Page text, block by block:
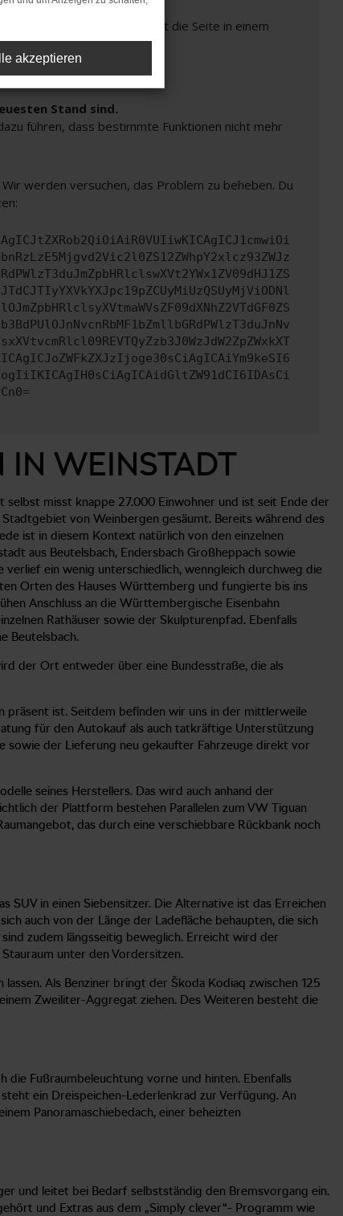
verhindern. Funktioniert die Seite in einem
Stand sind.
führen, dass bestimmte Funktionen nicht mehr
werden versuchen, das Problem zu beheben. Du
IN WEINSTADT
misst knappe 27.000 Einwohner und ist seit Ende der
von Weinbergen gesäumt. Bereits während des
ist in diesem Kontext natürlich von den einzelnen
aus Beutelsbach, Endersbach Großheppach sowie
verlief ein wenig unterschiedlich, wenngleich durchweg die
Orten des Hauses Württemberg und fungierte bis ins
Anschluss an die Württembergische Eisenbahn
Rathäuser sowie der Skulpturenpfad. Ebenfalls
Beutelsbach.
der Ort entweder über eine Bundesstraße, die als
präsent ist. Seitdem befinden wir uns in der mittlerweile
für den Autokauf als auch tatkräftige Unterstützung
sowie der Lieferung neu gekaufter Fahrzeuge direkt vor
seines Herstellers. Das wird auch anhand der
der Plattform bestehen Parallelen zum VW Tiguan
das durch eine verschiebbare Rückbank noch
in einen Siebensitzer. Die Alternative ist das Erreichen
auch von der Länge der Ladefläche behaupten, die sich
zudem längsseitig beweglich. Erreicht wird der
unter den Vordersitzen.
Als Benziner bringt der Škoda Kodiaq zwischen 125
Zweiliter-Aggregat ziehen. Des Weiteren besteht die
die Fußraumbeleuchtung vorne und hinten. Ebenfalls
ein Dreispeichen-Lederlenkrad zur Verfügung. An
Panoramaschiebedach, einer beheizten
und leitet bei Bedarf selbstständig den Bremsvorgang ein.
und Extras aus dem „Simply clever“- Programm wie
akzeptieren